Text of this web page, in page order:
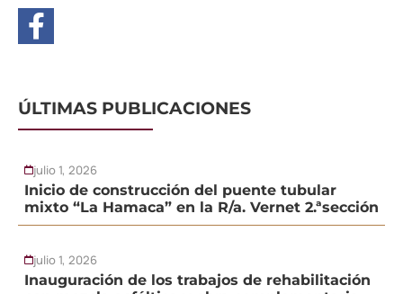
ÚLTIMAS PUBLICACIONES
julio 1, 2026
Inicio de construcción del puente tubular
mixto “La Hamaca” en la R/a. Vernet 2.ªsección
julio 1, 2026
Inauguración de los trabajos de rehabilitación